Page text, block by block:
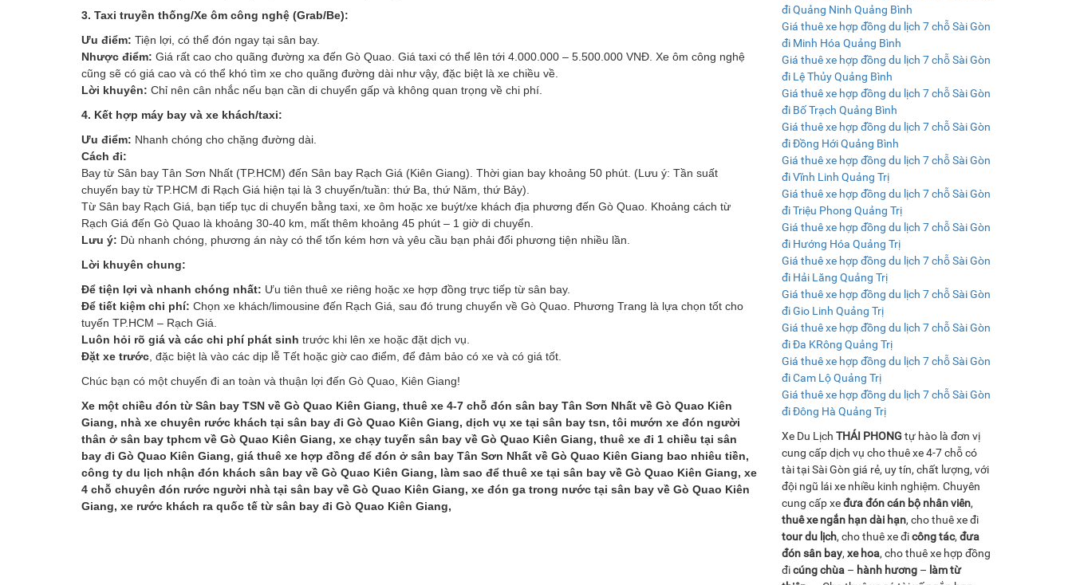
3. Taxi truyền thống/Xe ôm công nghệ (Grab/Be):
Ưu điểm: Tiện lợi, có thể đón ngay tại sân bay.
Nhược điểm: Giá rất cao cho quãng đường xa đến Gò Quao. Giá taxi có thể lên tới 4.000.000 – 5.500.000 VNĐ. Xe ôm công nghệ
cũng sẽ có giá cao và có thể khó tìm xe cho quãng đường dài như vậy, đặc biệt là xe chiều về.
Lời khuyên: Chỉ nên cân nhắc nếu bạn cần di chuyển gấp và không quan trọng về chi phí.
4. Kết hợp máy bay và xe khách/taxi:
Ưu điểm: Nhanh chóng cho chặng đường dài.
Cách đi:
Bay từ Sân bay Tân Sơn Nhất (TP.HCM) đến Sân bay Rạch Giá (Kiên Giang). Thời gian bay khoảng 50 phút. (Lưu ý: Tần suất
chuyến bay từ TP.HCM đi Rạch Giá hiện tại là 3 chuyến/tuần: thứ Ba, thứ Năm, thứ Bảy).
Từ Sân bay Rạch Giá, bạn tiếp tục di chuyển bằng taxi, xe ôm hoặc xe buýt/xe khách địa phương đến Gò Quao. Khoảng cách từ
Rạch Giá đến Gò Quao là khoảng 30-40 km, mất thêm khoảng 45 phút – 1 giờ di chuyển.
Lưu ý: Dù nhanh chóng, phương án này có thể tốn kém hơn và yêu cầu bạn phải đổi phương tiện nhiều lần.
Lời khuyên chung:
Để tiện lợi và nhanh chóng nhất: Ưu tiên thuê xe riêng hoặc xe hợp đồng trực tiếp từ sân bay.
Để tiết kiệm chi phí: Chọn xe khách/limousine đến Rạch Giá, sau đó trung chuyển về Gò Quao. Phương Trang là lựa chọn tốt cho
tuyến TP.HCM – Rạch Giá.
Luôn hỏi rõ giá và các chi phí phát sinh trước khi lên xe hoặc đặt dịch vụ.
Đặt xe trước , đặc biệt là vào các dịp lễ Tết hoặc giờ cao điểm, để đảm bảo có xe và có giá tốt.
Chúc bạn có một chuyến đi an toàn và thuận lợi đến Gò Quao, Kiên Giang!
Xe một chiều đón từ Sân bay TSN về Gò Quao Kiên Giang, thuê xe 4-7 chỗ đón sân bay Tân Sơn Nhất về Gò Quao Kiên
Giang, nhà xe chuyên rước khách tại sân bay đi Gò Quao Kiên Giang, dịch vụ xe tại sân bay tsn, tôi mướn xe đón người
thân ở sân bay tphcm về Gò Quao Kiên Giang, xe chạy tuyến sân bay về Gò Quao Kiên Giang, thuê xe đi 1 chiều tại sân
bay đi Gò Quao Kiên Giang, giá thuê xe hợp đồng để đón ở sân bay Tân Sơn Nhất về Gò Quao Kiên Giang bao nhiêu tiền,
công ty du lịch nhận đón khách sân bay về Gò Quao Kiên Giang, làm sao để thuê xe tại sân bay về Gò Quao Kiên Giang, xe
4 chỗ chuyên đón rước người nhà tại sân bay về Gò Quao Kiên Giang, xe đón ga trong nước tại sân bay về Gò Quao Kiên
Giang, xe rước khách ra quốc tế từ sân bay đi Gò Quao Kiên Giang,
đi Quảng Ninh Quảng Bình
Giá thuê xe hợp đồng du lịch 7 chỗ Sài Gòn
đi Minh Hóa Quảng Bình
Giá thuê xe hợp đồng du lịch 7 chỗ Sài Gòn
đi Lệ Thủy Quảng Bình
Giá thuê xe hợp đồng du lịch 7 chỗ Sài Gòn
đi Bố Trạch Quảng Bình
Giá thuê xe hợp đồng du lịch 7 chỗ Sài Gòn
đi Đồng Hới Quảng Bình
Giá thuê xe hợp đồng du lịch 7 chỗ Sài Gòn
đi Vĩnh Linh Quảng Trị
Giá thuê xe hợp đồng du lịch 7 chỗ Sài Gòn
đi Triệu Phong Quảng Trị
Giá thuê xe hợp đồng du lịch 7 chỗ Sài Gòn
đi Hướng Hóa Quảng Trị
Giá thuê xe hợp đồng du lịch 7 chỗ Sài Gòn
đi Hải Lăng Quảng Trị
Giá thuê xe hợp đồng du lịch 7 chỗ Sài Gòn
đi Gio Linh Quảng Trị
Giá thuê xe hợp đồng du lịch 7 chỗ Sài Gòn
đi Đa KRông Quảng Trị
Giá thuê xe hợp đồng du lịch 7 chỗ Sài Gòn
đi Cam Lộ Quảng Trị
Giá thuê xe hợp đồng du lịch 7 chỗ Sài Gòn
đi Đông Hà Quảng Trị
Xe Du Lịch THÁI PHONG tự hào là đơn vị
cung cấp dịch vụ cho thuê xe 4-7 chỗ có
tài tại Sài Gòn giá rẻ, uy tín, chất lượng, với
đội ngũ lái xe nhiều kinh nghiệm. Chuyên
cung cấp xeđưa đón cán bộ nhân viên,
thuê xe ngắn hạn dài hạn, cho thuê xe đi
tour du lịch, cho thuê xe đicông tác, đưa
đón sân bay, xe hoa, cho thuê xe hợp đồng
đicúng chùa– hành hương– làm từ